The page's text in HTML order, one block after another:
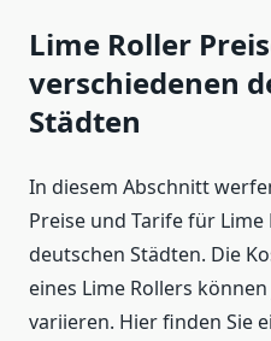
Lime Roller
verschiedenen
Städten
In diesem Abschnitt
Preise und Tarife für
deutschen Städten. Die
eines Lime Rollers
variieren. Hier finden Sie